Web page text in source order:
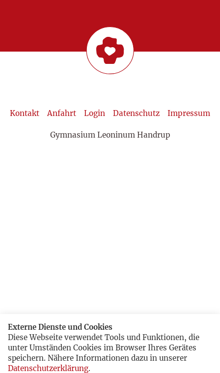
Kontakt Anfahrt Login Datenschutz Impressum
Gymnasium Leoninum Handrup
Externe Dienste und Cookies
Diese Webseite verwendet Tools und Funktionen, die
unter Umständen Cookies im Browser Ihres Gerätes
speichern. Nähere Informationen dazu in unserer
Datenschutzerklärung.